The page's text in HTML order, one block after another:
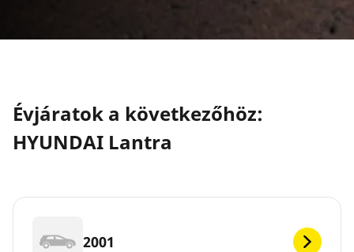
Évjáratok a következőhöz:
HYUNDAI Lantra
2001